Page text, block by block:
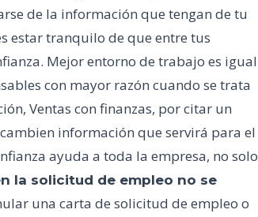
de la información que tengan de tu
estar tranquilo de que entre tus
Mejor entorno de trabajo es igual
con mayor razón cuando se trata
Ventas con finanzas, por citar un
información que servirá para el
ayuda a toda la empresa, no solo
la solicitud de empleo no se
una carta de solicitud de empleo o